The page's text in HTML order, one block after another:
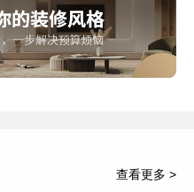
查看更多 >